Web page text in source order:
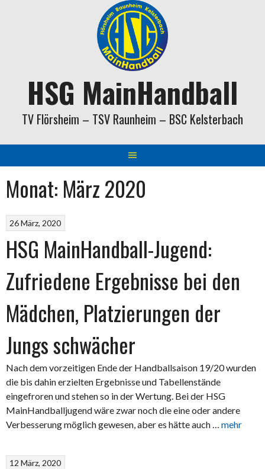
HSG MainHandball
TV Flörsheim – TSV Raunheim – BSC Kelsterbach
Monat: März 2020
26 März, 2020
HSG MainHandball-Jugend:
Zufriedene Ergebnisse bei den
Mädchen, Platzierungen der
Jungs schwächer
Nach dem vorzeitigen Ende der Handballsaison 19/20 wurden
die bis dahin erzielten Ergebnisse und Tabellenstände
eingefroren und stehen so in der Wertung. Bei der HSG
MainHandballjugend wäre zwar noch die eine oder andere
Verbesserung möglich gewesen, aber es hätte auch … mehr
12 März, 2020